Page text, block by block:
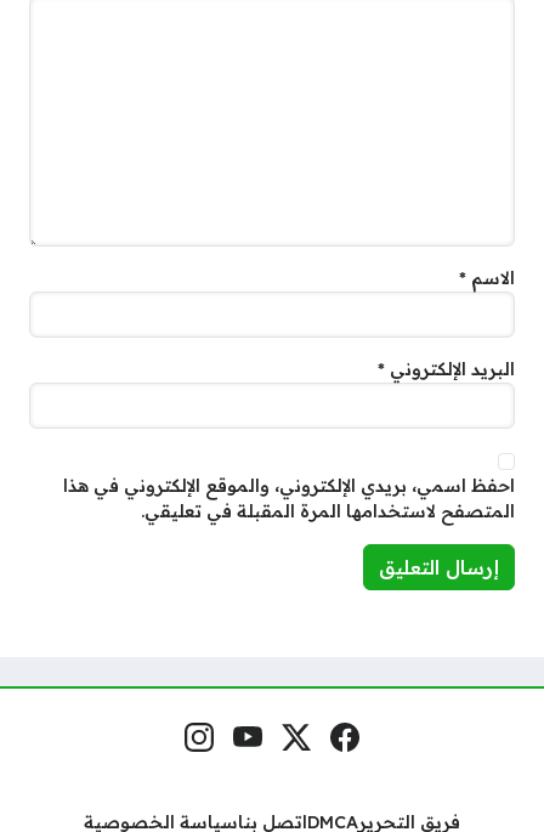
الاسم *
البريد الإلكتروني *
احفظ اسمي، بريدي الإلكتروني، والموقع الإلكتروني في هذا
المتصفح لاستخدامها المرة المقبلة في تعليقي.
مواقع التواصل فيسبوكمنصة إكس
يوتيوبإنستغرام
فريق التحريرDMCAاتصل بناسياسة الخصوصية